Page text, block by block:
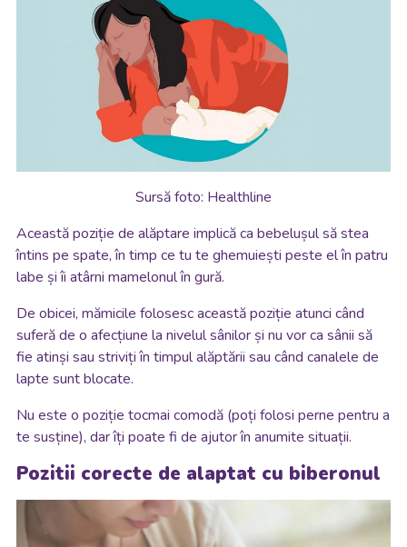
Sursă foto: Healthline
Această poziție de alăptare implică ca bebelușul să stea
întins pe spate, în timp ce tu te ghemuiești peste el în patru
labe și îi atârni mamelonul în gură.
De obicei, mămicile folosesc această poziție atunci când
suferă de o afecțiune la nivelul sânilor și nu vor ca sânii să
fie atinși sau striviți în timpul alăptării sau când canalele de
lapte sunt blocate.
Nu este o poziție tocmai comodă (poți folosi perne pentru a
te susține), dar îți poate fi de ajutor în anumite situații.
Pozitii corecte de alaptat cu biberonul